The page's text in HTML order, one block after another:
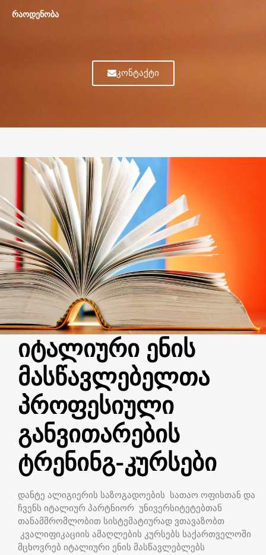
რაოდენობა
კონტაქტი
იტალიური ენის
მასწავლებელთა
პროფესიული
განვითარების
ტრენინგ-კურსები
დანტე ალიგიერის საზოგადოების სათაო ოფისთან და
ჩვენს იტალიურ პარტნიორ უნივერსიტეტებთან
თანამშრომლობით სისტემატიურად ვთავაზობთ
კვალიფიკაციის ამაღლების კურსებს საქართველოში
მცხოვრებ იტალიური ენის მასწავლებლებს